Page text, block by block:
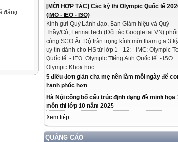
[MỜI HỢP TÁC] Các kỳ thi Olympic Quốc tế
(IMO - IEO - ISO)
Kính gửi Quý Lãnh đạo, Ban Giám hiệu và Quý
Thầy/Cô, FermatTech (Đối tác Google tại VN)
cùng SCO Ấn Độ trân trọng kính mời tham gia 3
uy tín dành cho HS từ lớp 1 - 12: - IMO: Olympic
Quốc tế. - IEO: Olympic Tiếng Anh Quốc tế. - ISO:
Olympic Khoa học...
5 điều đơn giản cha mẹ nên làm mỗi ngày để
hạnh phúc hơn
Hà Nội công bố cấu trúc định dạng đề minh họa
môn thi lớp 10 năm 2025
Xem tiếp
QUẢNG CÁO
đăng